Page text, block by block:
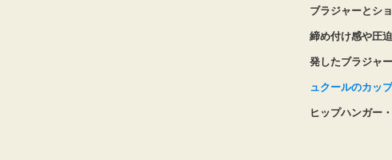
ブラジャーとシ
締め付け感や圧
発したブラジャ
ュクールのカッ
ヒップハンガー